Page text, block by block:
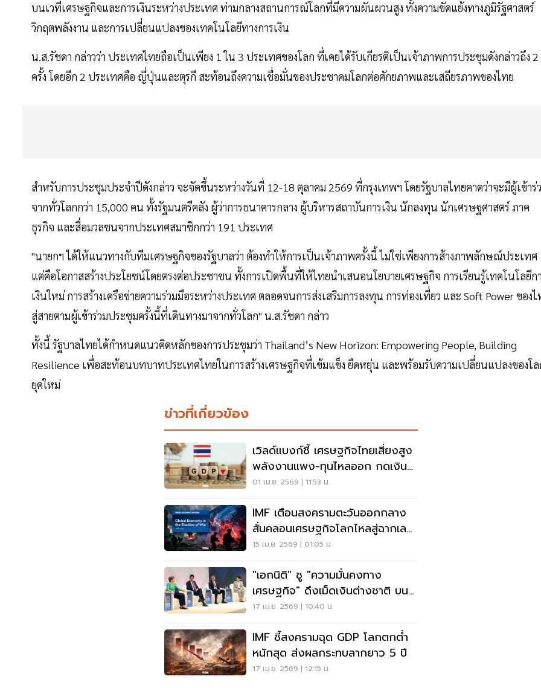
บนเวทีเศรษฐกิจและการเงินระหว่างประเทศ ท่ามกลางสถานการณ์โลกที่มีความผันผวนสูง ทั้งความขัดแย้งทางภูมิรัฐศาสตร์
วิกฤตพลังงาน และการเปลี่ยนแปลงของเทคโนโลยีทางการเงิน
น.ส.รัชดา กล่าวว่า ประเทศไทยถือเป็นเพียง 1 ใน 3 ประเทศของโลก ที่เคยได้รับเกียรติเป็นเจ้าภาพการประชุมดังกล่าวถึง 2
ครั้ง โดยอีก 2 ประเทศคือ ญี่ปุ่นและตุรกี สะท้อนถึงความเชื่อมั่นของประชาคมโลกต่อศักยภาพและเสถียรภาพของไทย
สำหรับการประชุมประจำปีดังกล่าว จะจัดขึ้นระหว่างวันที่ 12-18 ตุลาคม 2569 ที่กรุงเทพฯ โดยรัฐบาลไทยคาดว่าจะมีผู้เข้าร่
จากทั่วโลกกว่า 15,000 คน ทั้งรัฐมนตรีคลัง ผู้ว่าการธนาคารกลาง ผู้บริหารสถาบันการเงิน นักลงทุน นักเศรษฐศาสตร์ ภาค
ธุรกิจ และสื่อมวลชนจากประเทศสมาชิกกว่า 191 ประเทศ
"นายกฯ ได้ให้แนวทางกับทีมเศรษฐกิจของรัฐบาลว่า ต้องทำให้การเป็นเจ้าภาพครั้งนี้ ไม่ใช่เพียงการส้างภาพลักษณ์ประเทศ
แต่คือโอกาสสร้างประโยชน์โดยตรงต่อประชาชน ทั้งการเปิดพื้นที่ให้ไทยนำเสนอนโยบายเศรษฐกิจ การเรียนรู้เทคโนโลยีก
เงินใหม่ การสร้างเครือข่ายความร่วมมือระหว่างประเทศ ตลอดจนการส่งเสริมการลงทุน การท่องเที่ยว และ Soft Power ของ
สู่สายตามผู้เข้าร่วมประชุมครั้งนี้ที่เดินทางมาจากทั่วโลก" น.ส.รัชดา กล่าว
ทั้งนี้ รัฐบาลไทยได้กำหนดแนวคิดหลักของการประชุมว่า Thailand’s New Horizon: Empowering People, Building
Resilience เพื่อสะท้อนบทบาทประเทศไทยในการสร้างเศรษฐกิจที่เข้มแข็ง ยืดหยุ่น และพร้อมรับความเปลี่ยนแปลงของโ
ยุคใหม่
ข่าวที่เกี่ยวข้อง
เวิลด์แบงก์ชี้ เศรษฐกิจไทยเสี่ยงสูง
พลังงานแพง-ทุนไหลออก กดเงิน
บาทอ่อน
01 เม.ย. 2569 | 11:53 น.
IMF เตือนสงครามตะวันออกกลาง
สั่นคลอนเศรษฐกิจโลกไหลสู่ฉากเลว
ร้าย เสี่ยงถดถอย
15 เม.ย. 2569 | 01:05 น.
"เอกนิติ" ชู "ความมั่นคงทาง
เศรษฐกิจ" ดึงเม็ดเงินต่างชาติ บน
เวที IMF-ธนาคารโลก
17 เม.ย. 2569 | 10:40 น.
IMF ชี้สงครามฉุด GDP โลกตกต่ำ
หนักสุด ส่งผลกระทบลากยาว 5 ปี
17 เม.ย. 2569 | 12:15 น.